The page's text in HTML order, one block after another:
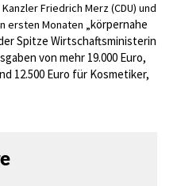
Friedrich Merz (CDU) und
ersten Monaten „körpernahe
Spitze Wirtschaftsministerin
von mehr 19.000 Euro,
12.500 Euro für Kosmetiker,